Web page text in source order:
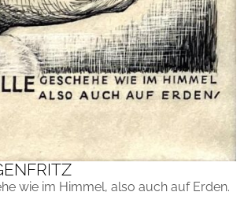
wie im Himmel, also auch auf Erden.